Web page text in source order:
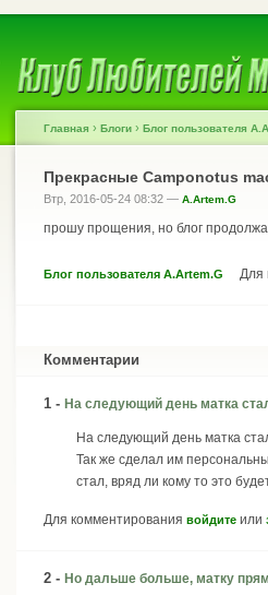
Главная › Блоги › Блог пользователя
Прекрасные Camponotus
Втр, 2016-05-24 08:32 — A.Artem.G
прошу прощения, но блог
Блог пользователя A.Artem.G Для
Комментарии
1 - На следующий день матка
На следующий день матка
Так же сделал им
стал, вряд ли кому то это
Для комментирования войдите или
2 - Но дальше больше, матку